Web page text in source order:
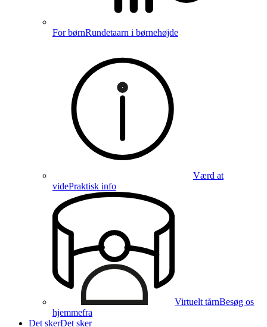
For børnRundetaarn i børnehøjde
Værd at
videPraktisk info
Virtuelt tårnBesøg os
hjemmefra
Det skerDet sker